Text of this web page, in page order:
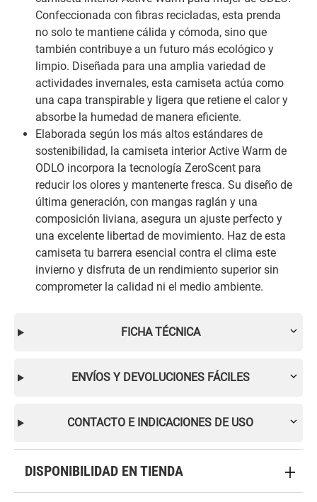
Confeccionada con fibras recicladas, esta prenda
no solo te mantiene cálida y cómoda, sino que
también contribuye a un futuro más ecológico y
limpio. Diseñada para una amplia variedad de
actividades invernales, esta camiseta actúa como
una capa transpirable y ligera que retiene el calor y
absorbe la humedad de manera eficiente.
Elaborada según los más altos estándares de
sostenibilidad, la camiseta interior Active Warm de
ODLO incorpora la tecnología ZeroScent para
reducir los olores y mantenerte fresca. Su diseño de
última generación, con mangas raglán y una
composición liviana, asegura un ajuste perfecto y
una excelente libertad de movimiento. Haz de esta
camiseta tu barrera esencial contra el clima este
invierno y disfruta de un rendimiento superior sin
comprometer la calidad ni el medio ambiente.
FICHA TÉCNICA
ENVÍOS Y DEVOLUCIONES FÁCILES
CONTACTO E INDICACIONES DE USO
DISPONIBILIDAD EN TIENDA